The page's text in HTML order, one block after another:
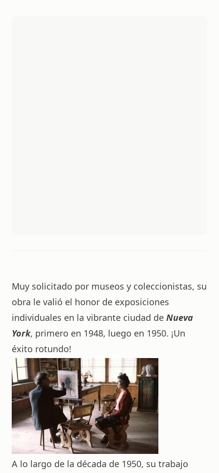
Muy solicitado por museos y coleccionistas, su
obra le valió el honor de exposiciones
individuales en la vibrante ciudad de Nueva
York, primero en 1948, luego en 1950. ¡Un
éxito rotundo!
A lo largo de la década de 1950, su trabajo